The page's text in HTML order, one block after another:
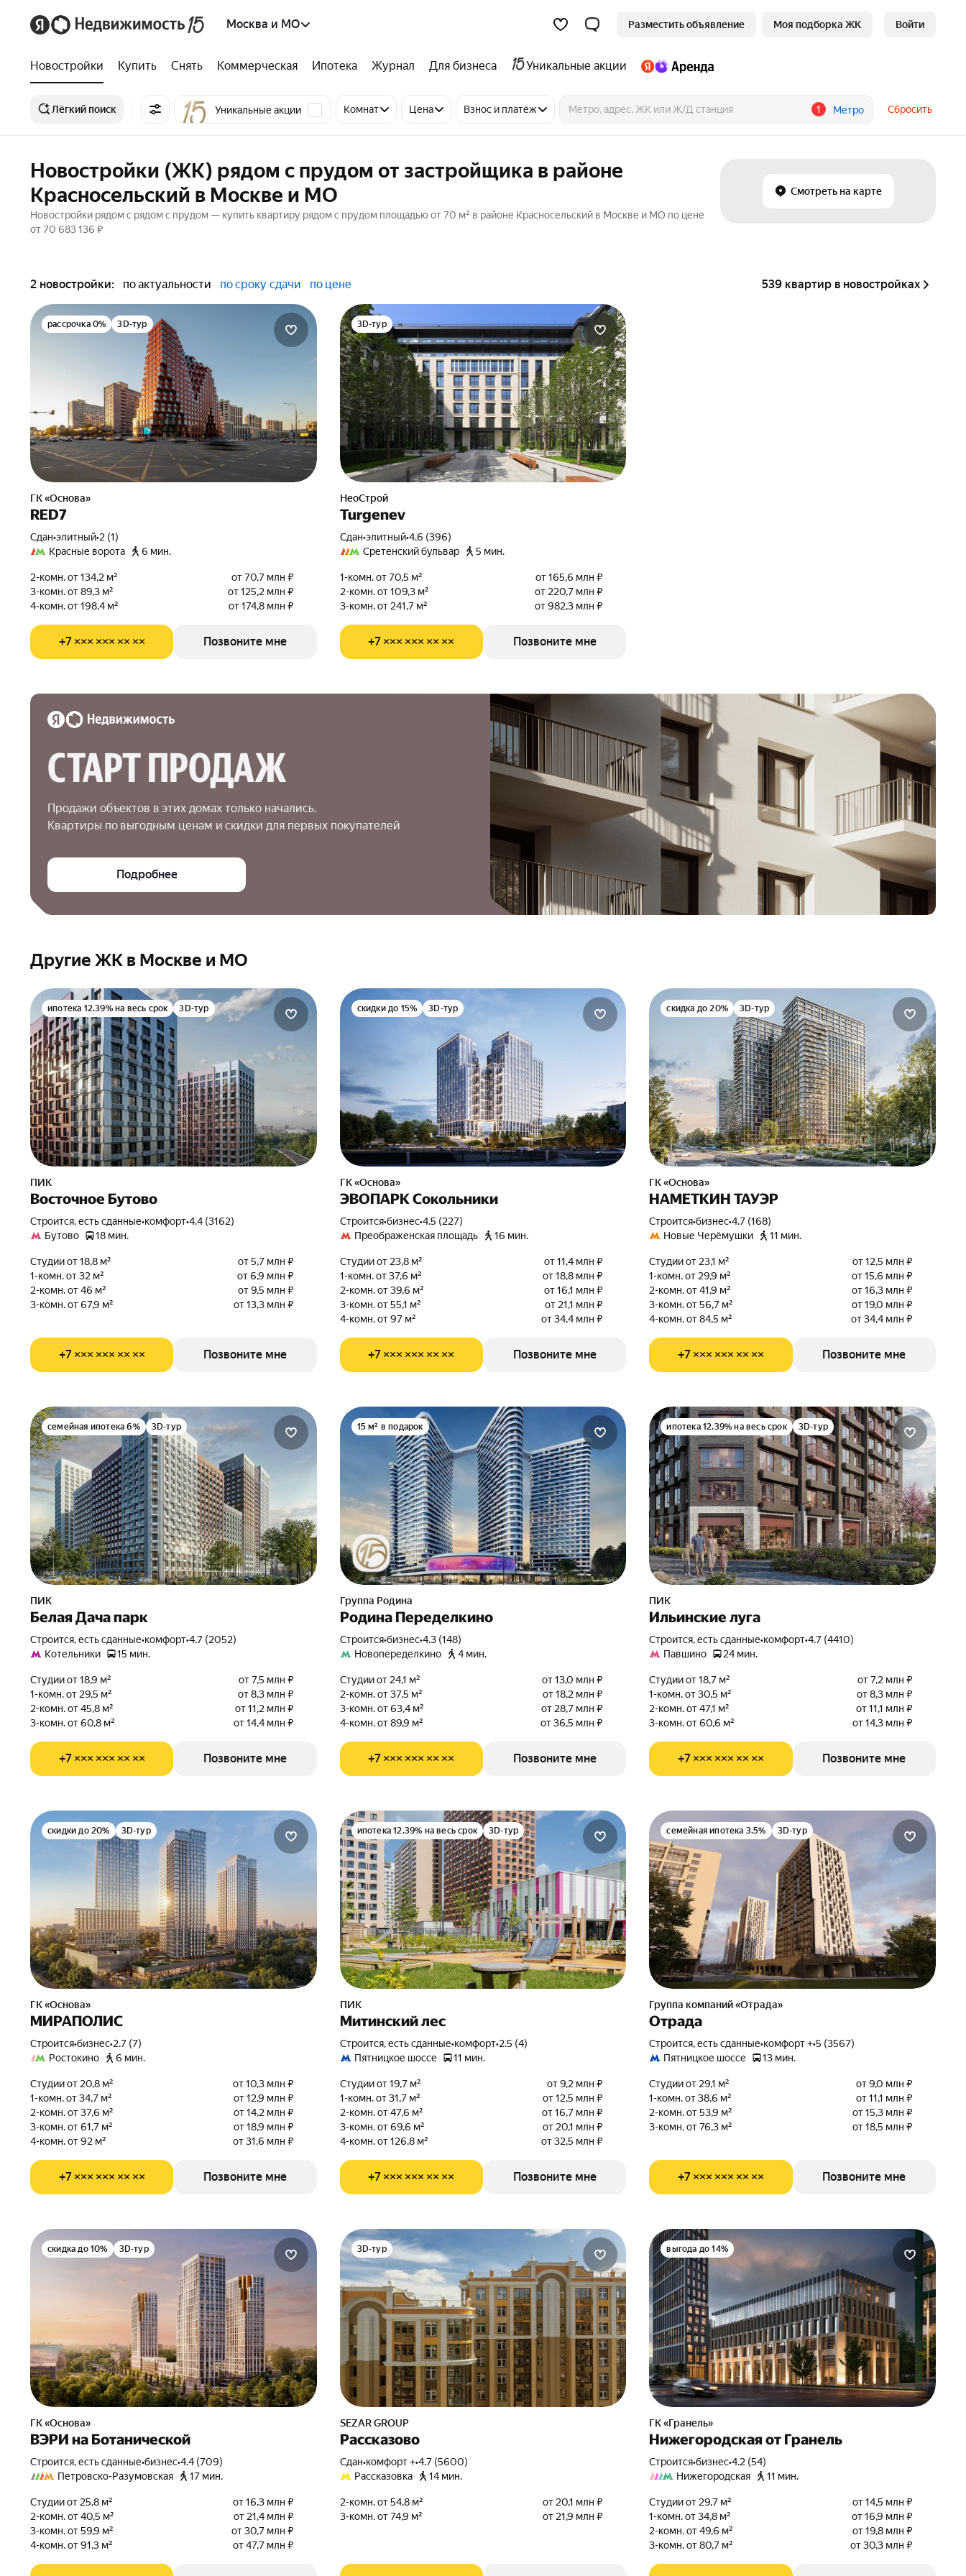
Москва и МО Разместить объявление Моя подборка ЖК Войти
Новостройки Купить Снять Коммерческая Ипотека Журнал Для бизнеса Уникальные акции
Лёгкий поиск Уникальные акции Комнат Цена Взнос и платёж 1 Метро Сбросить
Новостройки (ЖК) рядом с прудом от застройщика в районе
Красносельский в Москве и МО
Новостройки рядом с рядом с прудом — купить квартиру рядом с прудом площадью от 70 м² в районе Красносельский в Москве и МО по цене
от 70 683 136 ₽
Смотреть на карте
2 новостройки: по актуальности по сроку сдачи по цене 539 квартир в новостройках
рассрочка 0% 3D-тур
ГК «Основа»
RED7
Сдан•элитный•2 (1)
Красные ворота
6 мин.
2-комн. от 134,2 м²
от 70,7 млн ₽
3-комн. от 89,3 м²
от 125,2 млн ₽
4-комн. от 198,4 м²
от 174,8 млн ₽
+7 ××× ××× ×× ×× Позвоните мне
3D-тур
НеоСтрой
Turgenev
Сдан•элитный•4.6 (396)
Сретенский бульвар
5 мин.
1-комн. от 70,5 м²
от 165,6 млн ₽
2-комн. от 109,3 м²
от 220,7 млн ₽
3-комн. от 241,7 м²
от 982,3 млн ₽
+7 ××× ××× ×× ×× Позвоните мне
СТАРТ ПРОДАЖ
Продажи объектов в этих домах только начались.
Квартиры по выгодным ценам и скидки для первых покупателей
Подробнее
Другие ЖК в Москве и МО
ипотека 12.39% на весь срок 3D-тур
ПИК
Восточное Бутово
Строится, есть сданные•комфорт•4.4 (3162)
Бутово
18 мин.
Студии от 18,8 м²
от 5,7 млн ₽
1-комн. от 32 м²
от 6,9 млн ₽
2-комн. от 46 м²
от 9,5 млн ₽
3-комн. от 67,9 м²
от 13,3 млн ₽
+7 ××× ××× ×× ×× Позвоните мне
скидки до 15% 3D-тур
ГК «Основа»
ЭВОПАРК Сокольники
Строится•бизнес•4.5 (227)
Преображенская площадь
16 мин.
Студии от 23,8 м²
от 11,4 млн ₽
1-комн. от 37,6 м²
от 18,8 млн ₽
2-комн. от 39,6 м²
от 16,1 млн ₽
3-комн. от 55,1 м²
от 21,1 млн ₽
4-комн. от 97 м²
от 34,4 млн ₽
+7 ××× ××× ×× ×× Позвоните мне
скидка до 20% 3D-тур
ГК «Основа»
НАМЕТКИН ТАУЭР
Строится•бизнес•4.7 (168)
Новые Черёмушки
11 мин.
Студии от 23,1 м²
от 12,5 млн ₽
1-комн. от 29,9 м²
от 15,6 млн ₽
2-комн. от 41,9 м²
от 16,3 млн ₽
3-комн. от 56,7 м²
от 19,0 млн ₽
4-комн. от 84,5 м²
от 34,4 млн ₽
+7 ××× ××× ×× ×× Позвоните мне
семейная ипотека 6% 3D-тур
ПИК
Белая Дача парк
Строится, есть сданные•комфорт•4.7 (2052)
Котельники
15 мин.
Студии от 18,9 м²
от 7,5 млн ₽
1-комн. от 29,5 м²
от 8,3 млн ₽
2-комн. от 45,8 м²
от 11,2 млн ₽
3-комн. от 60,8 м²
от 14,4 млн ₽
+7 ××× ××× ×× ×× Позвоните мне
15 м² в подарок
Группа Родина
Родина Переделкино
Строится•бизнес•4.3 (148)
Новопеределкино
4 мин.
Студии от 24,1 м²
от 13,0 млн ₽
2-комн. от 37,5 м²
от 18,2 млн ₽
3-комн. от 63,4 м²
от 28,7 млн ₽
4-комн. от 89,9 м²
от 36,5 млн ₽
+7 ××× ××× ×× ×× Позвоните мне
ипотека 12.39% на весь срок 3D-тур
ПИК
Ильинские луга
Строится, есть сданные•комфорт•4.7 (4410)
Павшино
24 мин.
Студии от 18,7 м²
от 7,2 млн ₽
1-комн. от 30,5 м²
от 8,3 млн ₽
2-комн. от 47,1 м²
от 11,1 млн ₽
3-комн. от 60,6 м²
от 14,3 млн ₽
+7 ××× ××× ×× ×× Позвоните мне
скидки до 20% 3D-тур
ГК «Основа»
МИРАПОЛИС
Строится•бизнес•2.7 (7)
Ростокино
6 мин.
Студии от 20,8 м²
от 10,3 млн ₽
1-комн. от 34,7 м²
от 12,9 млн ₽
2-комн. от 37,6 м²
от 14,2 млн ₽
3-комн. от 61,7 м²
от 18,9 млн ₽
4-комн. от 92 м²
от 31,6 млн ₽
+7 ××× ××× ×× ×× Позвоните мне
ипотека 12.39% на весь срок 3D-тур
ПИК
Митинский лес
Строится, есть сданные•комфорт•2.5 (4)
Пятницкое шоссе
11 мин.
Студии от 19,7 м²
от 9,2 млн ₽
1-комн. от 31,7 м²
от 12,5 млн ₽
2-комн. от 47,6 м²
от 16,7 млн ₽
3-комн. от 69,6 м²
от 20,1 млн ₽
4-комн. от 126,8 м²
от 32,5 млн ₽
+7 ××× ××× ×× ×× Позвоните мне
семейная ипотека 3.5% 3D-тур
Группа компаний «Отрада»
Отрада
Строится, есть сданные•комфорт +•5 (3567)
Пятницкое шоссе
13 мин.
Студии от 29,1 м²
от 9,0 млн ₽
1-комн. от 38,6 м²
от 11,1 млн ₽
2-комн. от 53,9 м²
от 15,3 млн ₽
3-комн. от 76,3 м²
от 18,5 млн ₽
+7 ××× ××× ×× ×× Позвоните мне
скидка до 10% 3D-тур
ГК «Основа»
ВЭРИ на Ботанической
Строится, есть сданные•бизнес•4.4 (709)
Петровско-Разумовская
17 мин.
Студии от 25,8 м²
от 16,3 млн ₽
2-комн. от 40,5 м²
от 21,4 млн ₽
3-комн. от 59,9 м²
от 30,7 млн ₽
4-комн. от 91,3 м²
от 47,7 млн ₽
3D-тур
SEZAR GROUP
Рассказово
Сдан•комфорт +•4.7 (5600)
Рассказовка
14 мин.
2-комн. от 54,8 м²
от 20,1 млн ₽
3-комн. от 74,9 м²
от 21,9 млн ₽
выгода до 14%
ГК «Гранель»
Нижегородская от Гранель
Строится•бизнес•4.2 (54)
Нижегородская
11 мин.
Студии от 29,7 м²
от 14,5 млн ₽
1-комн. от 34,8 м²
от 16,9 млн ₽
2-комн. от 49,6 м²
от 19,8 млн ₽
3-комн. от 80,7 м²
от 30,3 млн ₽